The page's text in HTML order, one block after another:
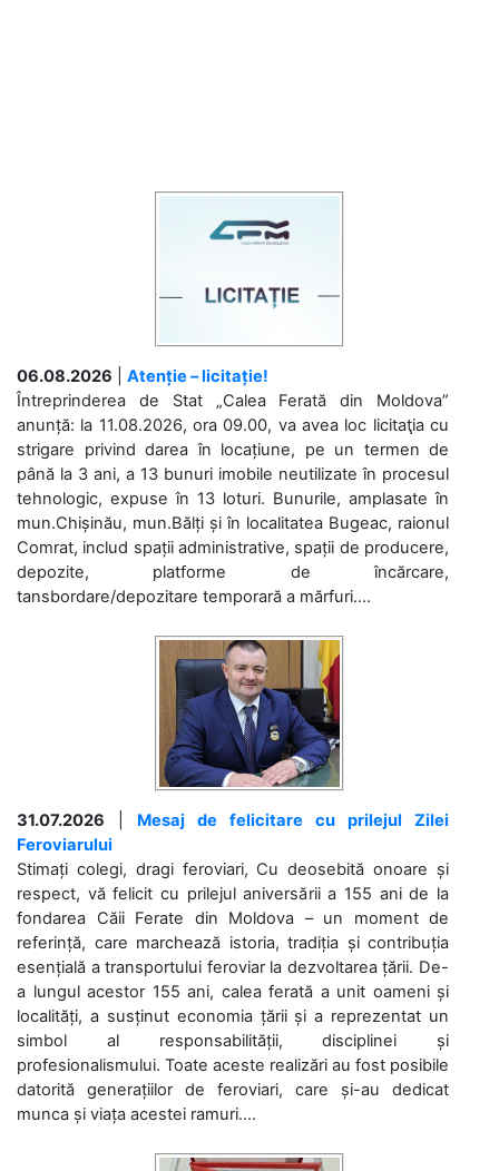
06.08.2026
Atenție – licitație!
Întreprinderea de Stat „Calea Ferată din Moldova”
anunță: la 11.08.2026, ora 09.00, va avea loc licitaţia cu
strigare privind darea în locațiune, pe un termen de
până la 3 ani, a 13 bunuri imobile neutilizate în procesul
tehnologic, expuse în 13 loturi. Bunurile, amplasate în
mun.Chișinău, mun.Bălți și în localitatea Bugeac, raionul
Comrat, includ spații administrative, spații de producere,
depozite, platforme de încărcare,
tansbordare/depozitare temporară a mărfuri....
31.07.2026
Mesaj de felicitare cu prilejul Zilei
Feroviarului
Stimați colegi, dragi feroviari, Cu deosebită onoare și
respect, vă felicit cu prilejul aniversării a 155 ani de la
fondarea Căii Ferate din Moldova – un moment de
referință, care marchează istoria, tradiția și contribuția
esențială a transportului feroviar la dezvoltarea țării. De-
a lungul acestor 155 ani, calea ferată a unit oameni și
localități, a susținut economia țării și a reprezentat un
simbol al responsabilității, disciplinei și
profesionalismului. Toate aceste realizări au fost posibile
datorită generațiilor de feroviari, care și-au dedicat
munca și viața acestei ramuri....